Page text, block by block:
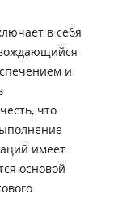
в себя
и
что
имеет
основой